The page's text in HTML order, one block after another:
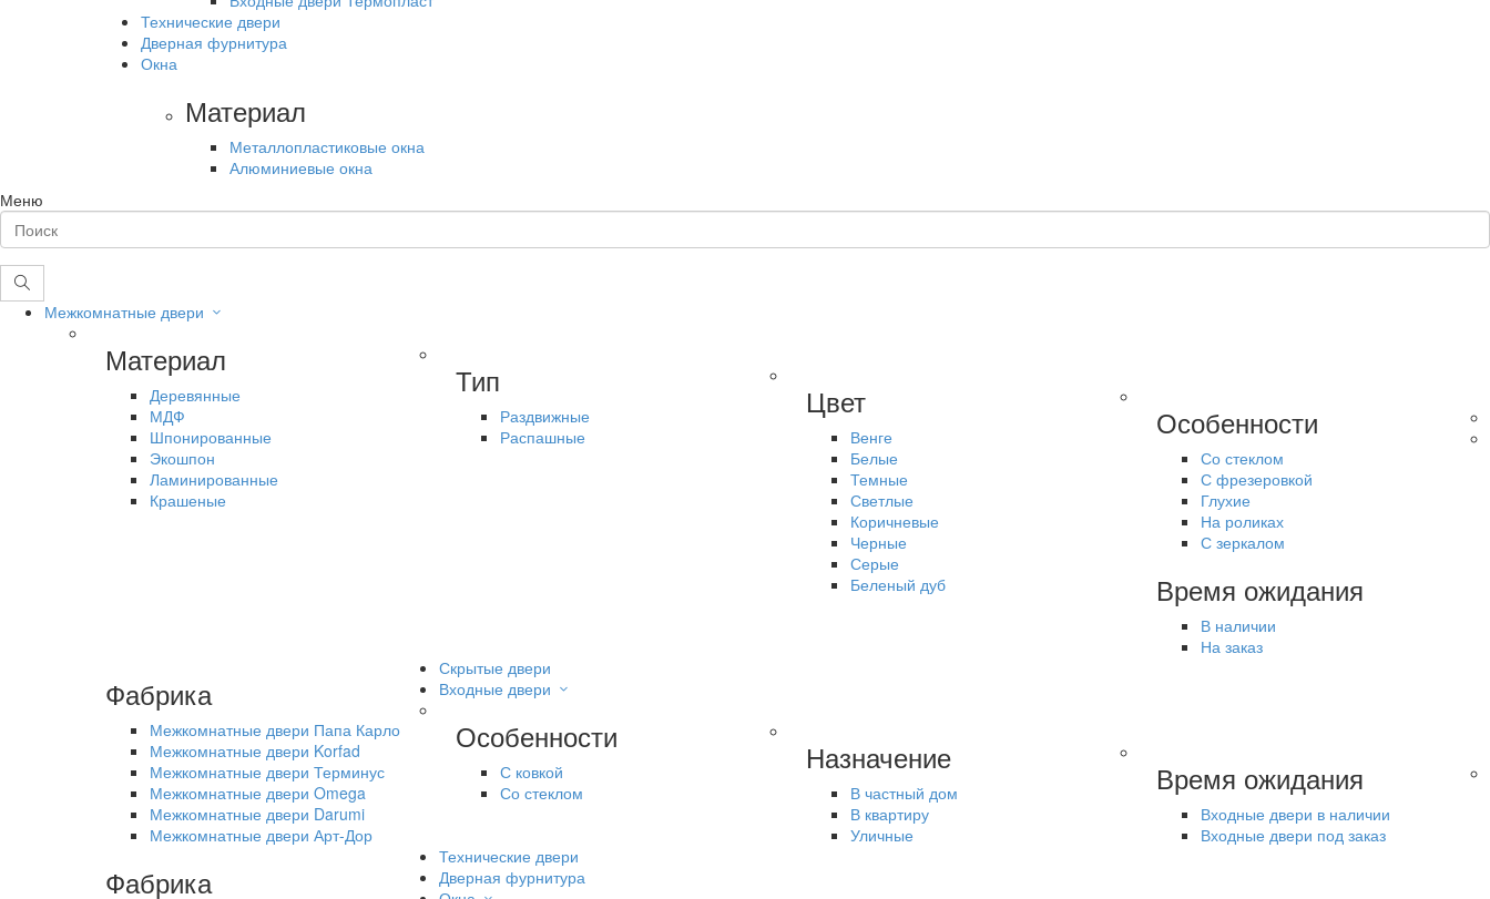
Технические двери
Дверная фурнитура
Окна
Материал
Металлопластиковые окна
Алюминиевые окна
Меню
Межкомнатные двери
Материал
Деревянные
МДФ
Шпонированные
Экошпон
Ламинированные
Крашеные
Тип
Раздвижные
Распашные
Цвет
Венге
Белые
Темные
Светлые
Коричневые
Черные
Серые
Беленый дуб
Особенности
Со стеклом
С фрезеровкой
Глухие
На роликах
С зеркалом
Время ожидания
В наличии
На заказ
Фабрика
Межкомнатные двери Папа Карло
Межкомнатные двери Korfad
Межкомнатные двери Терминус
Межкомнатные двери Omega
Межкомнатные двери Darumi
Межкомнатные двери Арт-Дор
Скрытые двери
Входные двери
Особенности
С ковкой
Со стеклом
Назначение
В частный дом
В квартиру
Уличные
Время ожидания
Входные двери в наличии
Входные двери под заказ
Фабрика
Технические двери
Дверная фурнитура